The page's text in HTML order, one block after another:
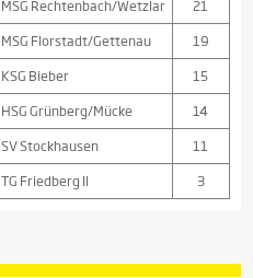
MSG Rechtenbach/Wetzlar
21
MSG Florstadt/Gettenau
19
KSG Bieber
15
HSG Grünberg/Mücke
14
SV Stockhausen
11
TG Friedberg II 3